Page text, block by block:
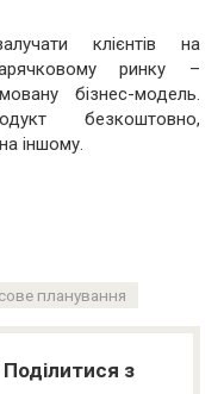
клієнтів на
ринку –
бізнес-модель.
безкоштовно,
іншому.
планування
з